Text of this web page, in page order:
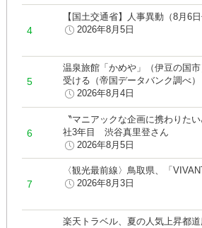
【国土交通省】人事異動（8月6日
2026年8月5日
温泉旅館「かめや」（伊豆の国
受ける（帝国データバンク調べ）
2026年8月4日
〝マニアックな企画に携わりた
社3年目 渋谷真里登さん
2026年8月5日
〈観光最前線〉鳥取県、「
2026年8月3日
楽天トラベル、夏の人気上昇都